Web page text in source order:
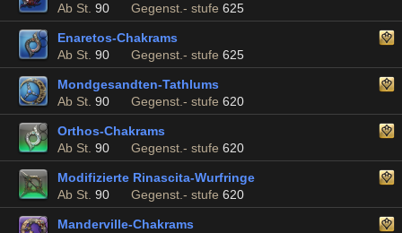
Ab St. 90 Gegenst.- stufe 625
Enaretos-Chakrams
Ab St. 90 Gegenst.- stufe 625
Mondgesandten-Tathlums
Ab St. 90 Gegenst.- stufe 620
Orthos-Chakrams
Ab St. 90 Gegenst.- stufe 620
Modifizierte Rinascita-Wurfringe
Ab St. 90 Gegenst.- stufe 620
Manderville-Chakrams